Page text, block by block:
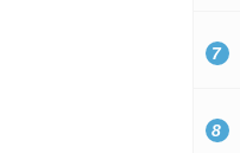
7
8